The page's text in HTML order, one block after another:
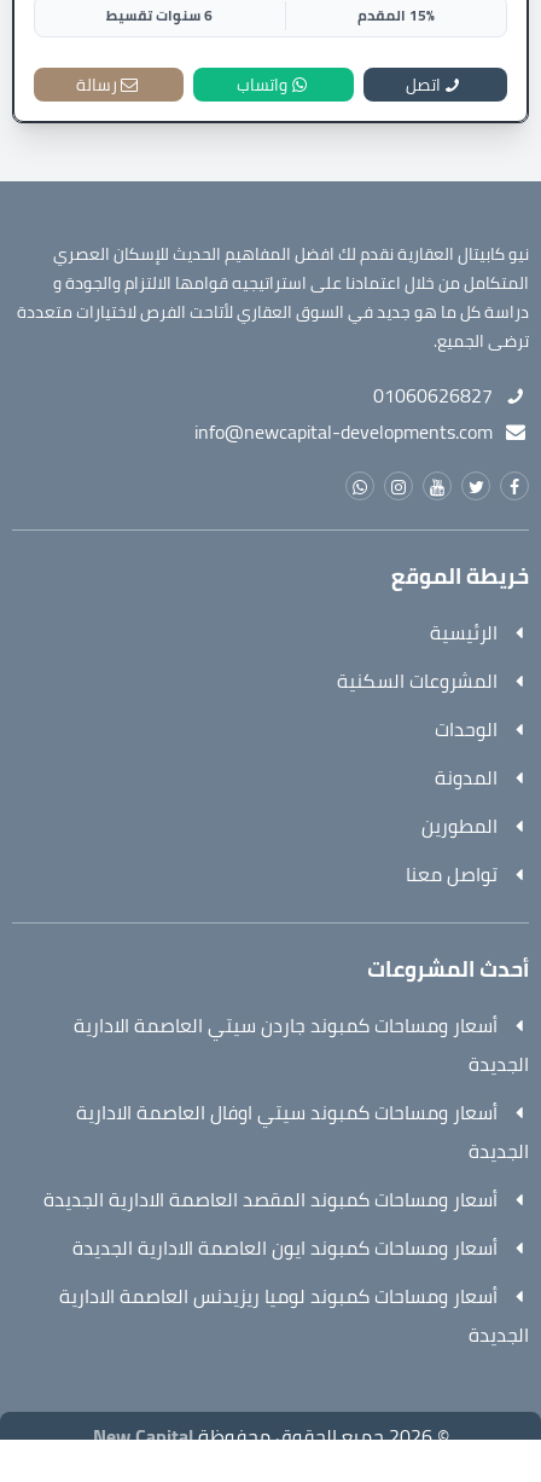
15% المقدم 6 سنوات تقسيط
اتصل واتساب رسالة
نيو كابيتال العقارية نقدم لك افضل المفاهيم الحديث للإسكان العصري
المتكامل من خلال اعتمادنا على استراتيجيه قوامها الالتزام والجودة و
دراسة كل ما هو جديد في السوق العقاري لأتاحت الفرص لاختيارات متعددة
ترضى الجميع.
01060626827
info@newcapital-developments.com
خريطة الموقع
الرئيسية
المشروعات السكنية
الوحدات
المدونة
المطورين
تواصل معنا
أحدث المشروعات
أسعار ومساحات كمبوند جاردن سيتي العاصمة الادارية
الجديدة
أسعار ومساحات كمبوند سيتي اوفال العاصمة الادارية
الجديدة
أسعار ومساحات كمبوند المقصد العاصمة الادارية الجديدة
أسعار ومساحات كمبوند ايون العاصمة الادارية الجديدة
أسعار ومساحات كمبوند لوميا ريزيدنس العاصمة الادارية
الجديدة
© 2026 جميع الحقوق محفوظة New Capital